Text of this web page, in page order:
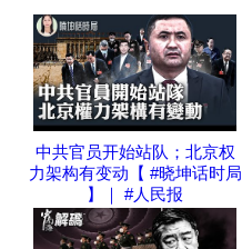
中共官员开始站队；北京权
力架构有变动【 #晓坤话时局
】｜ #人民报